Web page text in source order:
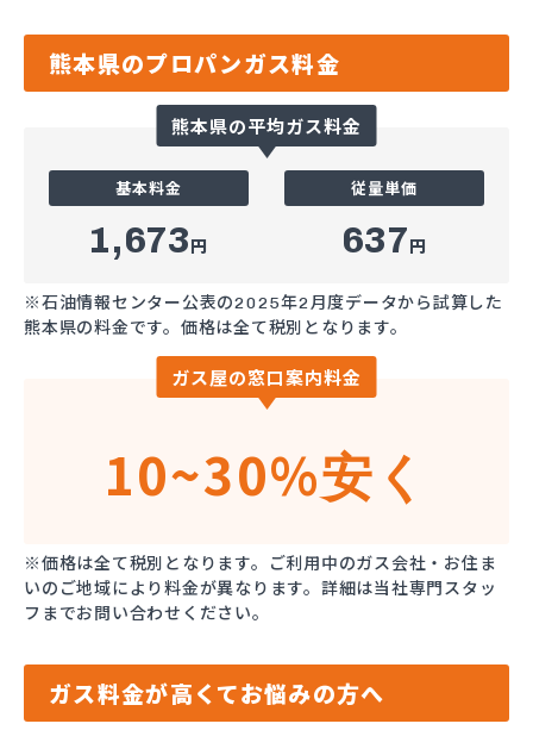
熊本県のプロパンガス料金
熊本県の平均ガス料金
基本料金
1,673円
従量単価
637円
※石油情報センター公表の2025年2月度データから試算した
熊本県の料金です。価格は全て税別となります。
ガス屋の窓口案内料金
10~30%安く
※価格は全て税別となります。ご利用中のガス会社・お住ま
いのご地域により料金が異なります。詳細は当社専門スタッ
フまでお問い合わせください。
ガス料金が高くてお悩みの方へ